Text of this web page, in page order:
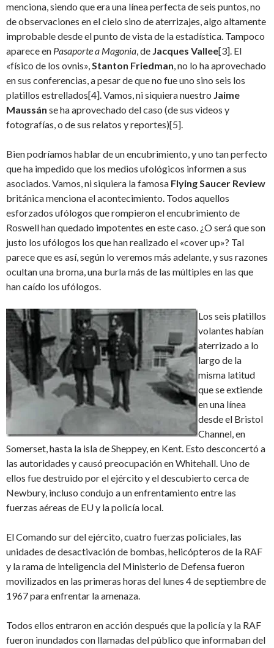
menciona, siendo que era una línea perfecta de seis puntos, no
de observaciones en el cielo sino de aterrizajes, algo altamente
improbable desde el punto de vista de la estadística. Tampoco
aparece en Pasaporte a Magonia, de Jacques Vallee[3]. El
«físico de los ovnis»,Stanton Friedman, no lo ha aprovechado
en sus conferencias, a pesar de que no fue uno sino seis los
platillos estrellados[4]. Vamos, ni siquiera nuestro Jaime
Maussán se ha aprovechado del caso (de sus videos y
fotografías, o de sus relatos y reportes)[5].
Bien podríamos hablar de un encubrimiento, y uno tan perfecto
que ha impedido que los medios ufológicos informen a sus
asociados. Vamos, ni siquiera la famosa Flying Saucer Review
británica menciona el acontecimiento. Todos aquellos
esforzados ufólogos que rompieron el encubrimiento de
Roswell han quedado impotentes en este caso. ¿O será que son
justo los ufólogos los que han realizado el «cover up»? Tal
parece que es así, según lo veremos más adelante, y sus razones
ocultan una broma, una burla más de las múltiples en las que
han caído los ufólogos.
Los seis platillos
volantes habían
aterrizado a lo
largo de la
misma latitud
que se extiende
en una línea
desde el Bristol
Channel, en
Somerset, hasta la isla de Sheppey, en Kent. Esto desconcertó a
las autoridades y causó preocupación en Whitehall. Uno de
ellos fue destruido por el ejército y el descubierto cerca de
Newbury, incluso condujo a un enfrentamiento entre las
fuerzas aéreas de EU y la policía local.
El Comando sur del ejército, cuatro fuerzas policiales, las
unidades de desactivación de bombas, helicópteros de la RAF
y la rama de inteligencia del Ministerio de Defensa fueron
movilizados en las primeras horas del lunes 4 de septiembre de
1967 para enfrentar la amenaza.
Todos ellos entraron en acción después que la policía y la RAF
fueron inundados con llamadas del público que informaban del